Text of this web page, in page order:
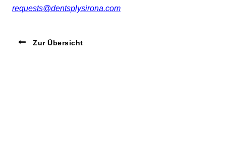
requests@dentsplysirona.com
Zur Übersicht